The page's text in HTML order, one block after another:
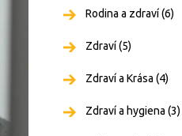
Rodina a zdraví(6)
Zdraví(5)
Zdraví a Krása (4)
Zdraví a hygiena (3)